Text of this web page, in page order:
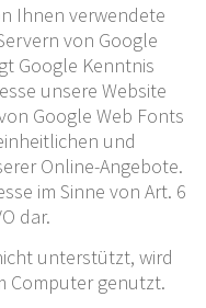
Ihnen verwendete
von Google
Google Kenntnis
unsere Website
Google Web Fonts
und
Online-Angebote.
im Sinne von Art. 6
dar.
unterstützt, wird
Computer genutzt.